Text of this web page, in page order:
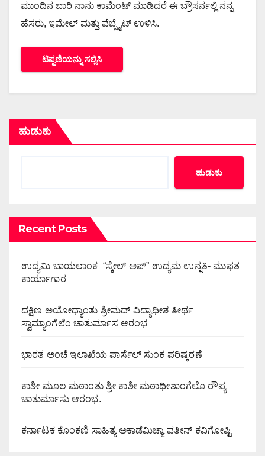
ಮುಂದಿನ ಬಾರಿ ನಾನು ಕಾಮೆಂಟ್ ಮಾಡಿದರೆ ಈ ಬ್ರೌಸರ್ನಲ್ಲಿ ನನ್ನ
ಹೆಸರು, ಇಮೇಲ್ ಮತ್ತು ವೆಬ್ಸೈಟ್ ಉಳಿಸಿ.
ಹುಡುಕು
ಹುಡುಕು
Recent Posts
ಉದ್ಯಮಿ ಬಾಯಲಾಂಕ “ಸ್ಕೇಲ್ ಅಪ್” ಉದ್ಯಮ ಉನ್ನತಿ- ಮುಫತ
ಕಾರ್ಯಾಗಾರ
ದಕ್ಷಿಣ ಅಯೋಧ್ಯಾಂತು ಶ್ರೀಮದ್ ವಿದ್ಯಾಧೀಶ ತೀರ್ಥ
ಸ್ವಾಮ್ಯಾಂಗೆಲೆಂ ಚಾತುರ್ಮಾಸ ಆರಂಭ
ಭಾರತ ಅಂಚೆ ಇಲಾಖೆಯ ಪಾರ್ಸೆಲ್ ಸುಂಕ ಪರಿಷ್ಕರಣೆ
ಕಾಶೀ ಮೂಲ ಮಠಾಂತು ಶ್ರೀ ಕಾಶೀ ಮಠಾಧೀಶಾಂಗೆಲೊ ರೌಪ್ಯ
ಚಾತುರ್ಮಾಸು ಆರಂಭ.
ಕರ್ನಾಟಕ ಕೊಂಕಣಿ ಸಾಹಿತ್ಯ ಅಕಾಡೆಮಿಚ್ಯಾ ವತೀನ್ ಕವಿಗೋಷ್ಟಿ